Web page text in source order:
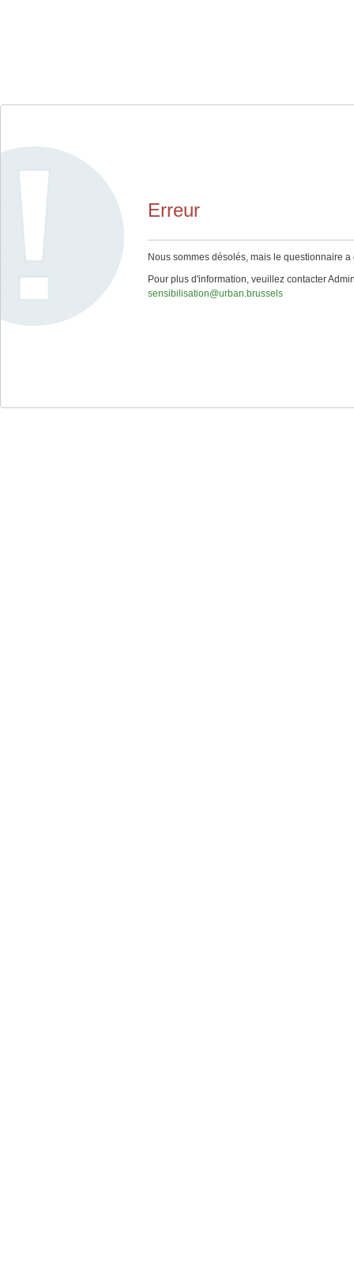
Erreur
Nous sommes désolés, mais le questionnaire
Pour plus d'information, veuillez contacter
sensibilisation@urban.brussels